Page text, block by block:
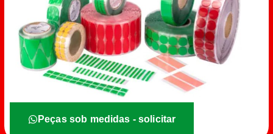
Peças sob medidas - solicitar